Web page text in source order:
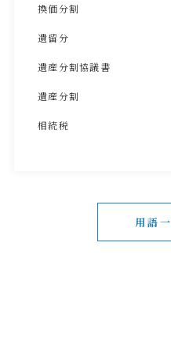
換価分割
遺留分
遺産分割協議書
遺産分割
相続税
用語